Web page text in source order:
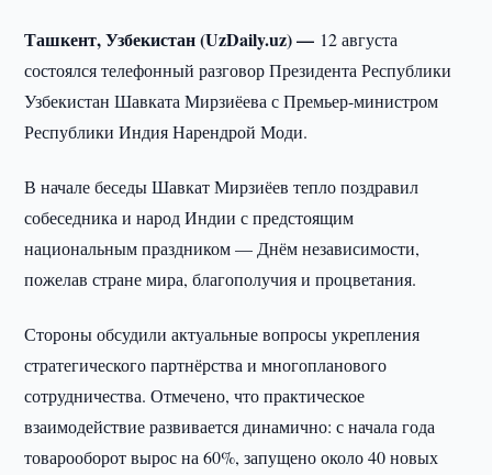
Ташкент, Узбекистан (UzDaily.uz) — 12 августа
состоялся телефонный разговор Президента Республики
Узбекистан Шавката Мирзиёева с Премьер-министром
Республики Индия Нарендрой Моди.
В начале беседы Шавкат Мирзиёев тепло поздравил
собеседника и народ Индии с предстоящим
национальным праздником — Днём независимости,
пожелав стране мира, благополучия и процветания.
Стороны обсудили актуальные вопросы укрепления
стратегического партнёрства и многопланового
сотрудничества. Отмечено, что практическое
взаимодействие развивается динамично: с начала года
товарооборот вырос на 60%, запущено около 40 новых